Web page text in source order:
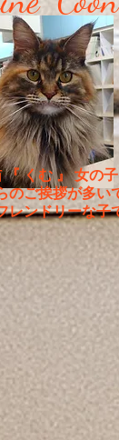
『 くむ 』 女の
のご挨拶が多い
ンドリーな子